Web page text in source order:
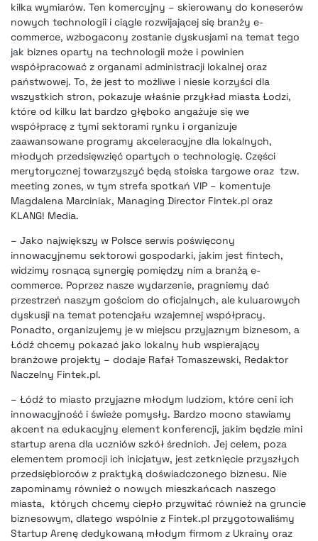
kilka wymiarów. Ten komercyjny – skierowany do koneserów
nowych technologii i ciągle rozwijającej się branży e-
commerce, wzbogacony zostanie dyskusjami na temat tego
jak biznes oparty na technologii może i powinien
współpracować z organami administracji lokalnej oraz
państwowej. To, że jest to możliwe i niesie korzyści dla
wszystkich stron, pokazuje właśnie przykład miasta Łodzi,
które od kilku lat bardzo głęboko angażuje się we
współpracę z tymi sektorami rynku i organizuje
zaawansowane programy akceleracyjne dla lokalnych,
młodych przedsięwzięć opartych o technologię. Części
merytorycznej towarzyszyć będą stoiska targowe oraz tzw.
meeting zones, w tym strefa spotkań VIP – komentuje
Magdalena Marciniak, Managing Director Fintek.pl oraz
KLANG! Media.
– Jako największy w Polsce serwis poświęcony
innowacyjnemu sektorowi gospodarki, jakim jest fintech,
widzimy rosnącą synergię pomiędzy nim a branżą e-
commerce. Poprzez nasze wydarzenie, pragniemy dać
przestrzeń naszym gościom do oficjalnych, ale kuluarowych
dyskusji na temat potencjału wzajemnej współpracy.
Ponadto, organizujemy je w miejscu przyjaznym biznesom, a
Łódź chcemy pokazać jako lokalny hub wspierający
branżowe projekty – dodaje Rafał Tomaszewski, Redaktor
Naczelny Fintek.pl.
– Łódź to miasto przyjazne młodym ludziom, które ceni ich
innowacyjność i świeże pomysły. Bardzo mocno stawiamy
akcent na edukacyjny element konferencji, jakim będzie mini
startup arena dla uczniów szkół średnich. Jej celem, poza
elementem promocji ich inicjatyw, jest zetknięcie przyszłych
przedsiębiorców z praktyką doświadczonego biznesu. Nie
zapominamy również o nowych mieszkańcach naszego
miasta, których chcemy ciepło przywitać również na gruncie
biznesowym, dlatego wspólnie z Fintek.pl przygotowaliśmy
Startup Arenę dedykowaną młodym firmom z Ukrainy oraz